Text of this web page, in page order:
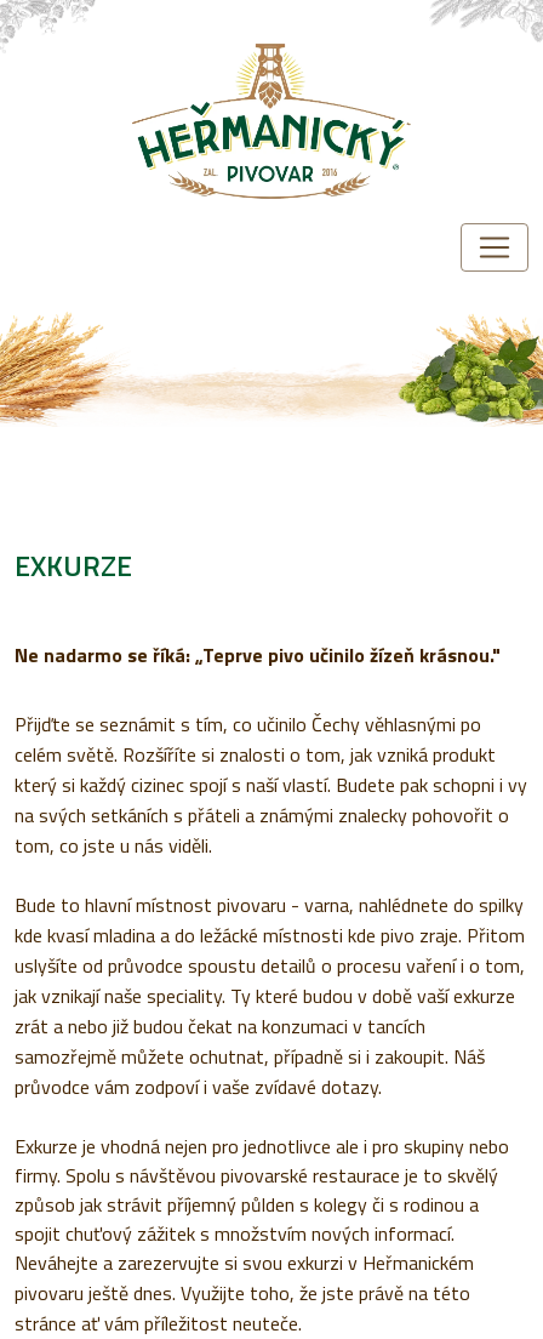
EXKURZE
Ne nadarmo se říká: „Teprve pivo učinilo žízeň krásnou."
Přijďte se seznámit s tím, co učinilo Čechy věhlasnými po
celém světě. Rozšíříte si znalosti o tom, jak vzniká produkt
který si každý cizinec spojí s naší vlastí. Budete pak schopni i vy
na svých setkáních s přáteli a známými znalecky pohovořit o
tom, co jste u nás viděli.
Bude to hlavní místnost pivovaru - varna, nahlédnete do spilky
kde kvasí mladina a do ležácké místnosti kde pivo zraje. Přitom
uslyšíte od průvodce spoustu detailů o procesu vaření i o tom,
jak vznikají naše speciality. Ty které budou v době vaší exkurze
zrát a nebo již budou čekat na konzumaci v tancích
samozřejmě můžete ochutnat, případně si i zakoupit. Náš
průvodce vám zodpoví i vaše zvídavé dotazy.
Exkurze je vhodná nejen pro jednotlivce ale i pro skupiny nebo
firmy. Spolu s návštěvou pivovarské restaurace je to skvělý
způsob jak strávit příjemný půlden s kolegy či s rodinou a
spojit chuťový zážitek s množstvím nových informací.
Neváhejte a zarezervujte si svou exkurzi v Heřmanickém
pivovaru ještě dnes. Využijte toho, že jste právě na této
stránce ať vám příležitost neuteče.